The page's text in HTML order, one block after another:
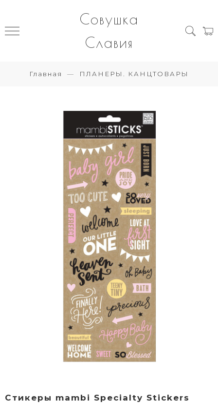
Совушка
Славия
Главная ПЛАНЕРЫ. КАНЦТОВАРЫ
Стикеры mambi Specialty Stickers